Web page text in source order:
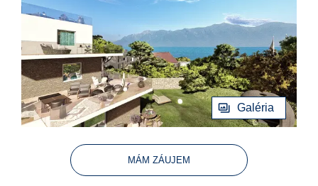
Galéria
MÁM ZÁUJEM